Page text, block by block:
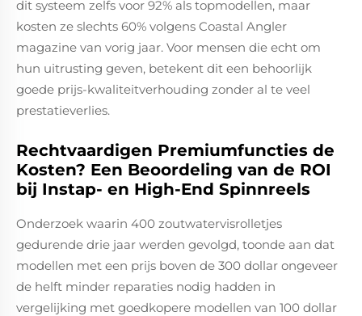
dit systeem zelfs voor 92% als topmodellen, maar
kosten ze slechts 60% volgens Coastal Angler
magazine van vorig jaar. Voor mensen die echt om
hun uitrusting geven, betekent dit een behoorlijk
goede prijs-kwaliteitverhouding zonder al te veel
prestatieverlies.
Rechtvaardigen Premiumfuncties de
Kosten? Een Beoordeling van de ROI
bij Instap- en High-End Spinnreels
Onderzoek waarin 400 zoutwatervisrolletjes
gedurende drie jaar werden gevolgd, toonde aan dat
modellen met een prijs boven de 300 dollar ongeveer
de helft minder reparaties nodig hadden in
vergelijking met goedkopere modellen van 100 dollar